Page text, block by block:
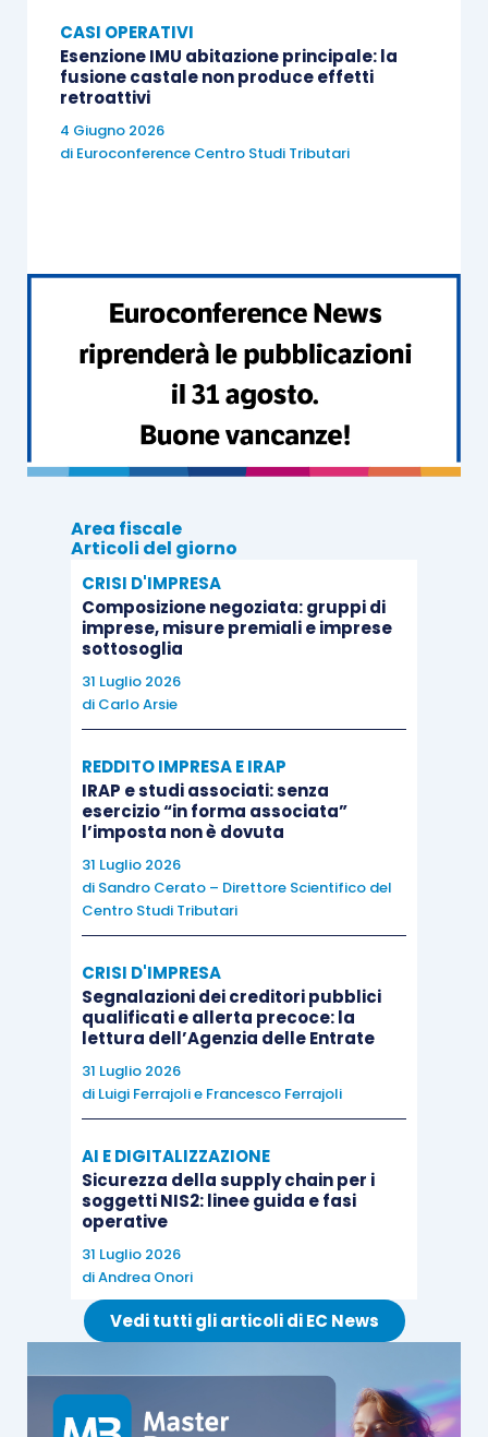
CASI OPERATIVI
Esenzione IMU abitazione principale: la
fusione castale non produce effetti
retroattivi
4 Giugno 2026
di Euroconference Centro Studi Tributari
Area fiscale
Articoli del giorno
CRISI D'IMPRESA
Composizione negoziata: gruppi di
imprese, misure premiali e imprese
sottosoglia
31 Luglio 2026
di Carlo Arsie
REDDITO IMPRESA E IRAP
IRAP e studi associati: senza
esercizio “in forma associata”
l’imposta non è dovuta
31 Luglio 2026
di Sandro Cerato – Direttore Scientifico del
Centro Studi Tributari
CRISI D'IMPRESA
Segnalazioni dei creditori pubblici
qualificati e allerta precoce: la
lettura dell’Agenzia delle Entrate
31 Luglio 2026
di Luigi Ferrajolie Francesco Ferrajoli
AI E DIGITALIZZAZIONE
Sicurezza della supply chain per i
soggetti NIS2: linee guida e fasi
operative
31 Luglio 2026
diAndrea Onori
Vedi tutti gli articoli di EC News